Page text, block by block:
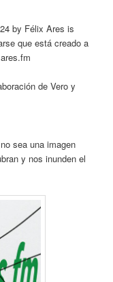
by Félix Ares is
que está creado a
de Vero y
sea una imagen
y nos inunden el